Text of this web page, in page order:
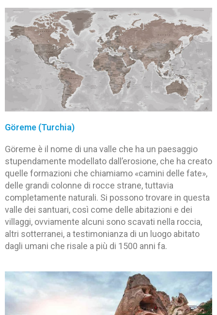
Göreme (Turchia)
Göreme è il nome di una valle che ha un paesaggio
stupendamente modellato dall’erosione, che ha creato
quelle formazioni che chiamiamo «camini delle fate»,
delle grandi colonne di rocce strane, tuttavia
completamente naturali. Si possono trovare in questa
valle dei santuari, così come delle abitazioni e dei
villaggi, ovviamente alcuni sono scavati nella roccia,
altri sotterranei, a testimonianza di un luogo abitato
dagli umani che risale a più di 1500 anni fa.